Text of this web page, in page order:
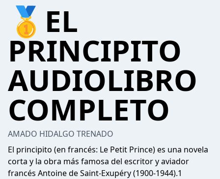
🥇EL
PRINCIPITO
AUDIOLIBRO
COMPLETO
AMADO HIDALGO TRENADO
El principito (en francés: Le Petit Prince) es una novela
corta y la obra más famosa del escritor y aviador
francés Antoine de Saint-Exupéry (1900-1944).1​